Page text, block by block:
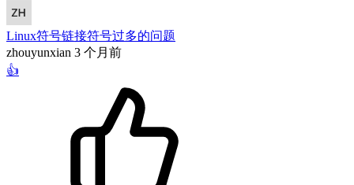
Linux符号链接符号过多的问题
zhouyunxian 3 个月前
👍